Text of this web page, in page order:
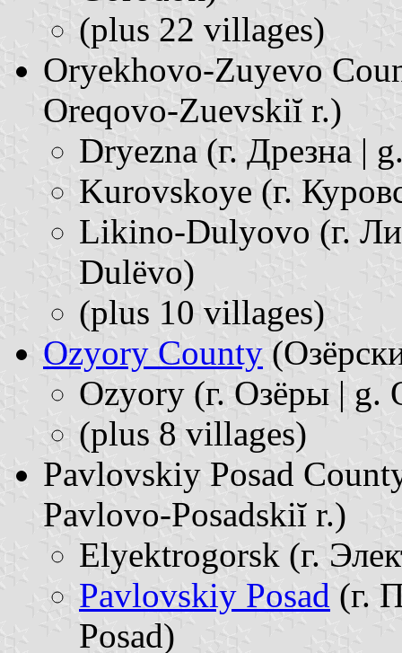
(plus 22 villages)
Oryekhovo-Zuyevo
Oreqovo-Zuevskiĭ r.)
Dryezna (г. Дрезна |
Kurovskoye (г.
Likino-Dulyovo (г.
Dulëvo)
(plus 10 villages)
Ozyory County
Ozyory (г. Озёры | g.
(plus 8 villages)
Pavlovskiy Posad
Pavlovo-Posadskiĭ r.)
Elyektrogorsk (г.
Pavlovskiy Posad (г.
Posad)